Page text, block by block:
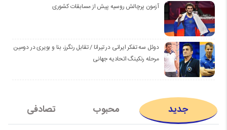
آزمون پرچالش روسیه پیش از مسابقات کشوری
دوئل سه تفکر ایرانی در تیرانا / تقابل رنگرز، بنا و بویری در دومین
مرحله رنکینگ اتحادیه جهانی
جدید محبوب تصادفی